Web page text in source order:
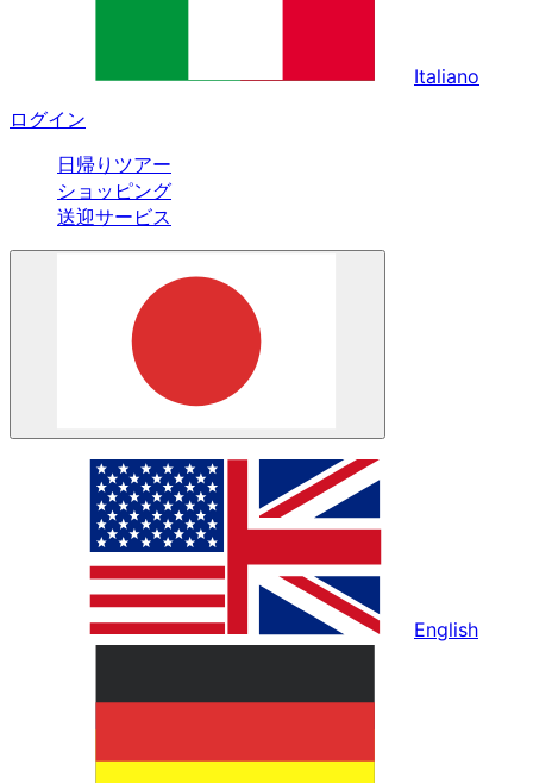
Italiano
ログイン
日帰りツアー
ショッピング
送迎サービス
English